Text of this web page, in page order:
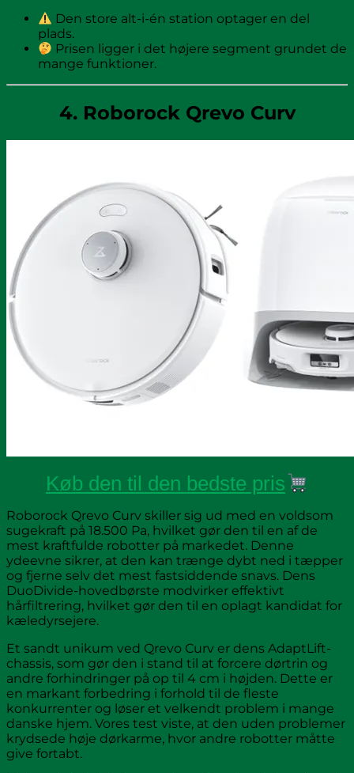
Den store alt-i-én station optager en del
plads.
Prisen ligger i det højere segment grundet de
mange funktioner.
4. Roborock Qrevo Curv
Køb den til den bedste pris
Roborock Qrevo Curv skiller sig ud med en voldsom
sugekraft på 18.500 Pa, hvilket gør den til en af de
mest kraftfulde robotter på markedet. Denne
ydeevne sikrer, at den kan trænge dybt ned i tæpper
og fjerne selv det mest fastsiddende snavs. Dens
DuoDivide-hovedbørste modvirker effektivt
hårfiltrering, hvilket gør den til en oplagt kandidat for
kæledyrsejere.
Et sandt unikum ved Qrevo Curv er dens AdaptLift-
chassis, som gør den i stand til at forcere dørtrin og
andre forhindringer på op til 4 cm i højden. Dette er
en markant forbedring i forhold til de fleste
konkurrenter og løser et velkendt problem i mange
danske hjem. Vores test viste, at den uden problemer
krydsede høje dørkarme, hvor andre robotter måtte
give fortabt.